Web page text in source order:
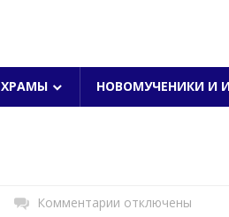
ХРАМЫ НОВОМУЧЕНИКИ И
Комментарии котключены